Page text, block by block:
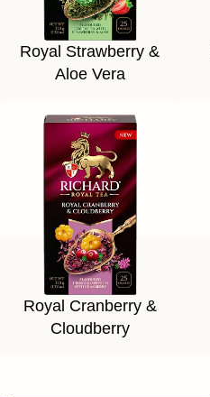
Royal Strawberry &
Aloe Vera
Royal Cranberry &
Cloudberry